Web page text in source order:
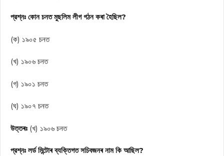
প্রশ্নঃ কোন চনত মুছলিম লীগ গঠন কৰা হৈছিল?
(ক) ১৯০৫ চনত
(খ) ১৯০৬ চনত
(গ) ১৯০১ চনত
(ঘ) ১৯০৭ চনত
উত্তৰঃ (খ) ১৯০৬ চনত
প্রশ্নঃ লর্ড মিন্টোৰ ব্যক্তিগত সচিবজনৰ নাম কি আছিল?